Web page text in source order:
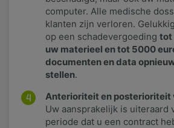
computer. Alle medische
klanten zijn verloren.
op een schadevergoeding tot
uw materieel en tot 5000
documenten en data
stellen.
Anterioriteit en posterioriteit
Uw aansprakelijk is uiteraard
periode dat u een contract